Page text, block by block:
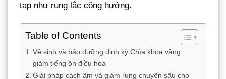
tạp như rung lắc cộng hưởng.
Table of Contents
Vệ sinh và bảo dưỡng định kỳ Chìa khóa vàng
giảm tiếng ồn điều hòa
Giải pháp cách âm và giảm rung chuyên sâu cho